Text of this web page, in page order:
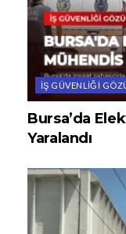
İŞ GÜVENLIĞI
Bursa’da
Yaralandı